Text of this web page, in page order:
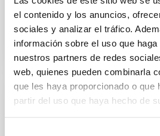
el contenido y los anuncios,
sociales y analizar el tráfico.
información sobre el uso que
nuestros partners de redes
web, quienes pueden combinarla
que les haya proporcionado o que
partir del uso que haya hecho de
CALENDARIO
Calendario astronómico